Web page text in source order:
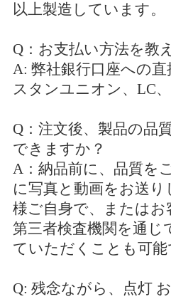
以上製造しています。
Q：お支払い方法を教
A: 弊社銀行口座への
スタンユニオン、LC
Q：注文後、製品の品
できますか？
A：納品前に、品質を
に写真と動画をお送
様ご自身で、またはお
第三者検査機関を通じ
ていただくことも可能
Q: 残念ながら、 点灯